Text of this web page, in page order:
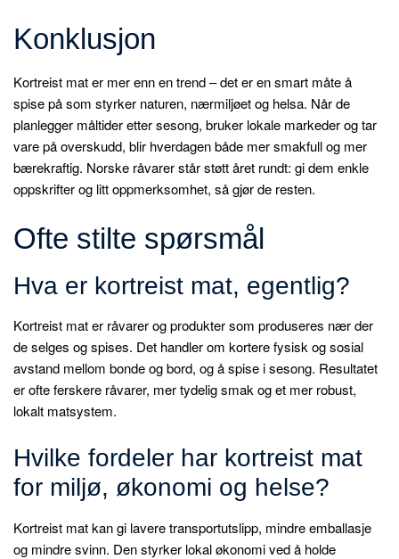
Konklusjon
Kortreist mat er mer enn en trend – det er en smart måte å
spise på som styrker naturen, nærmiljøet og helsa. Når de
planlegger måltider etter sesong, bruker lokale markeder og tar
vare på overskudd, blir hverdagen både mer smakfull og mer
bærekraftig. Norske råvarer står støtt året rundt: gi dem enkle
oppskrifter og litt oppmerksomhet, så gjør de resten.
Ofte stilte spørsmål
Hva er kortreist mat, egentlig?
Kortreist mat er råvarer og produkter som produseres nær der
de selges og spises. Det handler om kortere fysisk og sosial
avstand mellom bonde og bord, og å spise i sesong. Resultatet
er ofte ferskere råvarer, mer tydelig smak og et mer robust,
lokalt matsystem.
Hvilke fordeler har kortreist mat
for miljø, økonomi og helse?
Kortreist mat kan gi lavere transportutslipp, mindre emballasje
og mindre svinn. Den styrker lokal økonomi ved å holde